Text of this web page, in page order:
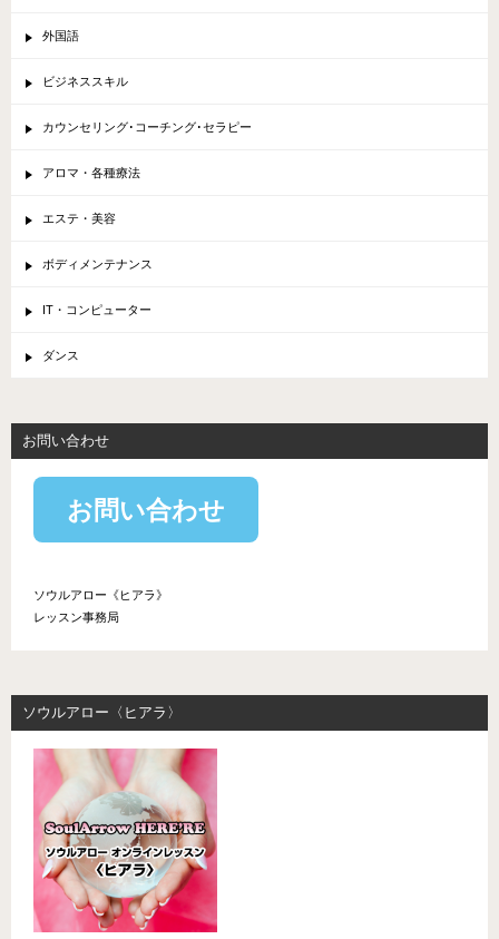
外国語
ビジネススキル
カウンセリング･コーチング･セラピー
アロマ・各種療法
エステ・美容
ボディメンテナンス
IT・コンピューター
ダンス
お問い合わせ
お問い合わせ
ソウルアロー《ヒアラ》
レッスン事務局
ソウルアロー〈ヒアラ〉